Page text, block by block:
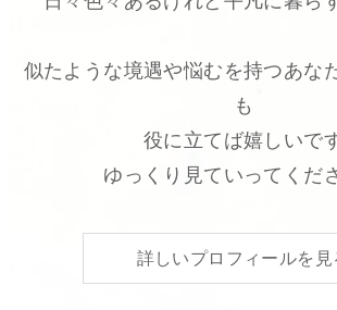
似たような境遇や悩むを持つあな
も
役に立てば嬉しいで
ゆっくり見ていってくだ
詳しいプロフィールを見